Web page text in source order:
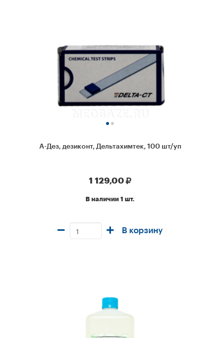
А-Дез, дезиконт, Дельтахимтек, 100 шт/уп
1 129,00
В наличии 1 шт.
В корзину